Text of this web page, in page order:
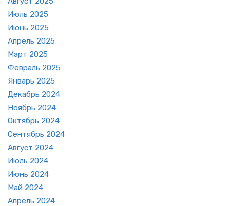
Июль 2025
Июнь 2025
Ап­рель 2025
Март 2025
Фев­раль 2025
Ян­варь 2025
Де­кабрь 2024
Но­ябрь 2024
Ок­тябрь 2024
Сен­тябрь 2024
Ав­густ 2024
Июль 2024
Июнь 2024
Май 2024
Ап­рель 2024